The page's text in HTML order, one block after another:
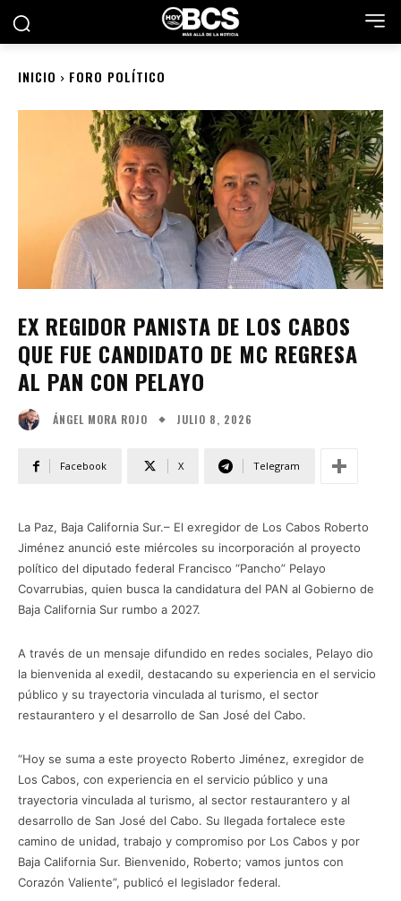
INICIO FORO POLÍTICO
EX REGIDOR PANISTA DE LOS CABOS
QUE FUE CANDIDATO DE MC REGRESA
AL PAN CON PELAYO
ÁNGEL MORA ROJO JULIO 8, 2026
Facebook X Telegram
La Paz, Baja California Sur.– El exregidor de Los Cabos Roberto
Jiménez anunció este miércoles su incorporación al proyecto
político del diputado federal Francisco “Pancho” Pelayo
Covarrubias, quien busca la candidatura del PAN al Gobierno de
Baja California Sur rumbo a 2027.
A través de un mensaje difundido en redes sociales, Pelayo dio
la bienvenida al exedil, destacando su experiencia en el servicio
público y su trayectoria vinculada al turismo, el sector
restaurantero y el desarrollo de San José del Cabo.
“Hoy se suma a este proyecto Roberto Jiménez, exregidor de
Los Cabos, con experiencia en el servicio público y una
trayectoria vinculada al turismo, al sector restaurantero y al
desarrollo de San José del Cabo. Su llegada fortalece este
camino de unidad, trabajo y compromiso por Los Cabos y por
Baja California Sur. Bienvenido, Roberto; vamos juntos con
Corazón Valiente”, publicó el legislador federal.